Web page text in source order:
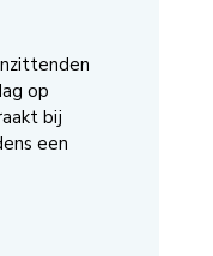
op
bij
een